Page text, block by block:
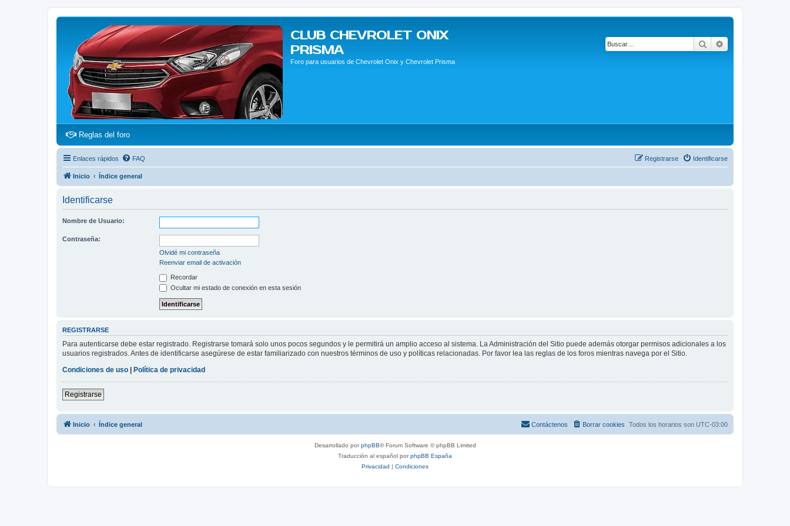
CLUB CHEVROLET ONIX
PRISMA
Foro para usuarios de Chevrolet Onix y Chevrolet Prisma
Buscar
Reglas del foro(Opens a new tab)
Enlaces rápidos FAQ Identificarse
Registrarse
Inicio Índice general
Identificarse
Nombre de Usuario:
Contraseña:
Olvidé mi contraseña
Reenviar email de activación
Recordar
Ocultar mi estado de conexión en esta sesión
REGISTRARSE
Para autenticarse debe estar registrado. Registrarse tomará solo unos pocos segundos y le permitirá un amplio acceso al sistema. La Administración del Sitio puede además otorgar permisos adicionales a los
usuarios registrados. Antes de identificarse asegúrese de estar familiarizado con nuestros términos de uso y políticas relacionadas. Por favor lea las reglas de los foros mientras navega por el Sitio.
Condiciones de uso | Política de privacidad
Registrarse
Inicio Índice general Todos los horarios son UTC-03:00
Borrar cookies
Contáctenos
Desarrollado porphpBB® Forum Software © phpBB Limited
Traducción al español porphpBB España
Privacidad | Condiciones